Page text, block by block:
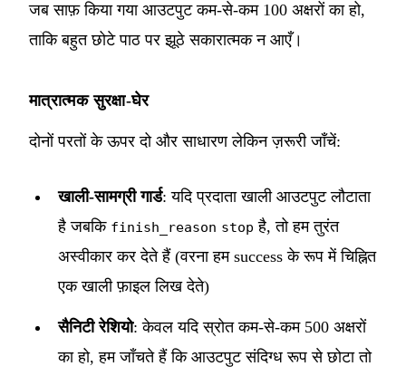
जब साफ़ किया गया आउटपुट कम-से-कम 100 अक्षरों का हो,
ताकि बहुत छोटे पाठ पर झूठे सकारात्मक न आएँ।
मात्रात्मक सुरक्षा-घेर
दोनों परतों के ऊपर दो और साधारण लेकिन ज़रूरी जाँचें:
खाली-सामग्री गार्ड: यदि प्रदाता खाली आउटपुट लौटाता
है जबकि finish_reason stop है, तो हम तुरंत
अस्वीकार कर देते हैं (वरना हम success के रूप में चिह्नित
एक खाली फ़ाइल लिख देते)
सैनिटी रेशियो: केवल यदि स्रोत कम-से-कम 500 अक्षरों
का हो, हम जाँचते हैं कि आउटपुट संदिग्ध रूप से छोटा तो